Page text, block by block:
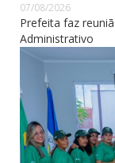
07/08/2026
Prefeita faz
Administrativo